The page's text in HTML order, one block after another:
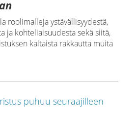
roolimalleja ystävällisyydestä,
ja kohteliaisuudesta sekä siitä,
kaltaista rakkautta muita